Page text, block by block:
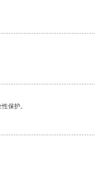
保护。